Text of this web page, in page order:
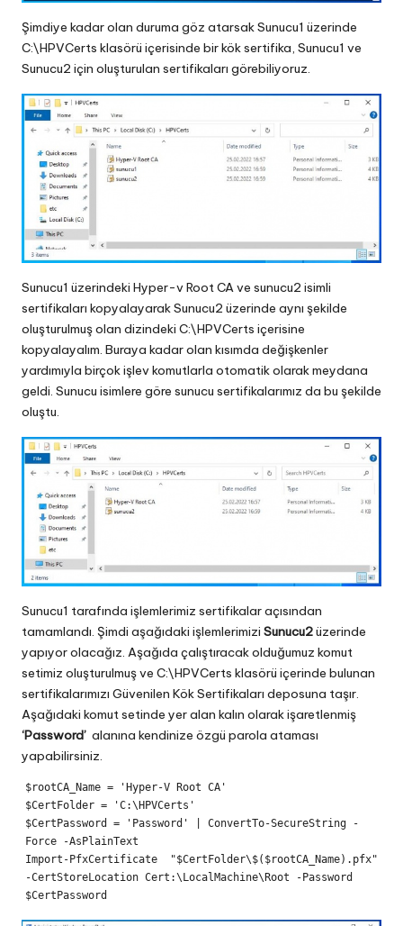
Şimdiye kadar olan duruma göz atarsak Sunucu1 üzerinde
C:\HPVCerts klasörü içerisinde bir kök sertifika, Sunucu1 ve
Sunucu2 için oluşturulan sertifikaları görebiliyoruz.
Sunucu1 üzerindeki Hyper-v Root CA ve sunucu2 isimli
sertifikaları kopyalayarak Sunucu2 üzerinde aynı şekilde
oluşturulmuş olan dizindeki C:\HPVCerts içerisine
kopyalayalım. Buraya kadar olan kısımda değişkenler
yardımıyla birçok işlev komutlarla otomatik olarak meydana
geldi. Sunucu isimlere göre sunucu sertifikalarımız da bu şekilde
oluştu.
Sunucu1 tarafında işlemlerimiz sertifikalar açısından
tamamlandı. Şimdi aşağıdaki işlemlerimizi Sunucu2üzerinde
yapıyor olacağız. Aşağıda çalıştıracak olduğumuz komut
setimiz oluşturulmuş ve C:\HPVCerts klasörü içerinde bulunan
sertifikalarımızı Güvenilen Kök Sertifikaları deposuna taşır.
Aşağıdaki komut setinde yer alan kalın olarak işaretlenmiş
‘Password’ alanına kendinize özgü parola ataması
yapabilirsiniz.
$rootCA_Name = 'Hyper-V Root CA'
$CertFolder = 'C:\HPVCerts'
$CertPassword = 'Password' | ConvertTo-SecureString -
Force -AsPlainText
Import-PfxCertificate  "$CertFolder\$($rootCA_Name).pfx"
-CertStoreLocation Cert:\LocalMachine\Root -Password
$CertPassword